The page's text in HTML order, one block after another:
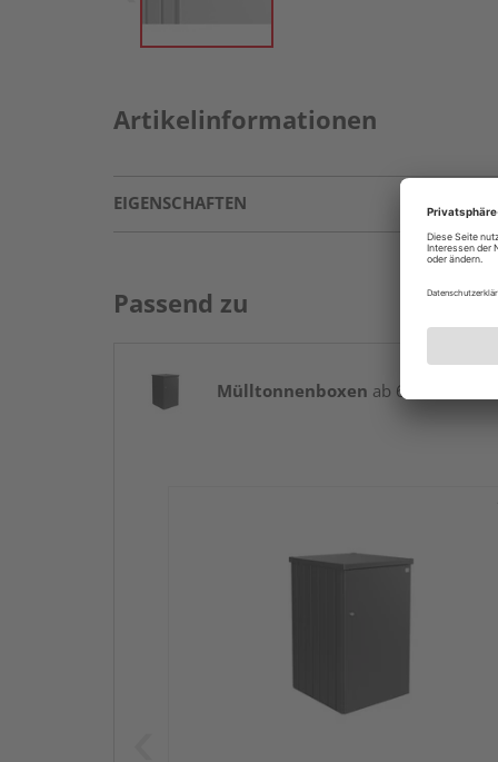
Artikelinformationen
EIGENSCHAFTEN
Passend zu
Mülltonnenboxen ab 699,01 € /